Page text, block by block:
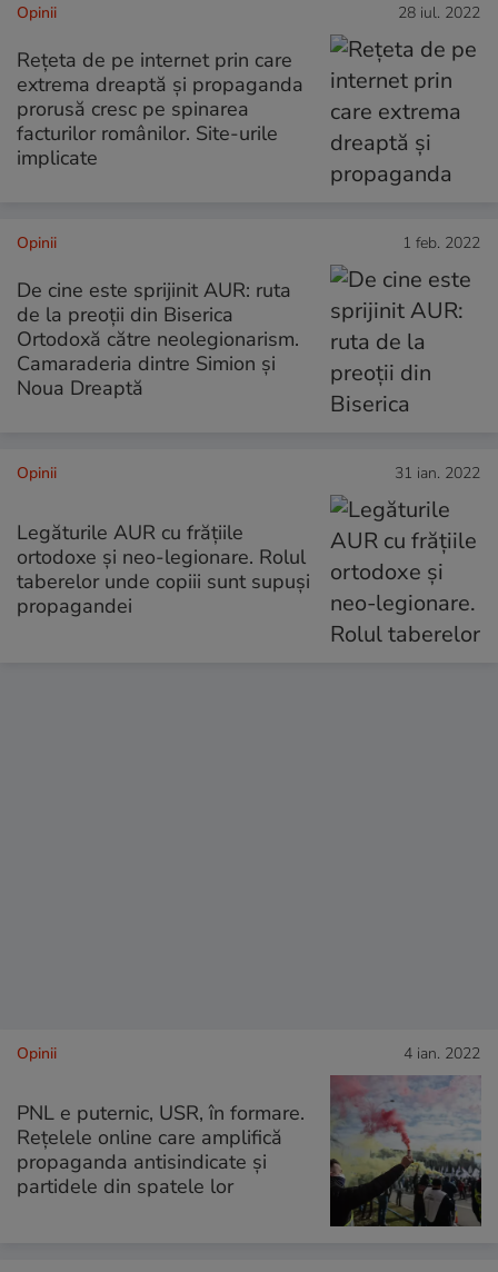
Opinii 28 iul. 2022
Rețeta de pe internet prin care
extrema dreaptă și propaganda
prorusă cresc pe spinarea
facturilor românilor. Site-urile
implicate
Opinii 1 feb. 2022
De cine este sprijinit AUR: ruta
de la preoții din Biserica
Ortodoxă către neolegionarism.
Camaraderia dintre Simion și
Noua Dreaptă
Opinii 31 ian. 2022
Legăturile AUR cu frățiile
ortodoxe și neo-legionare. Rolul
taberelor unde copiii sunt supuși
propagandei
Opinii 4 ian. 2022
PNL e puternic, USR, în formare.
Rețelele online care amplifică
propaganda antisindicate și
partidele din spatele lor